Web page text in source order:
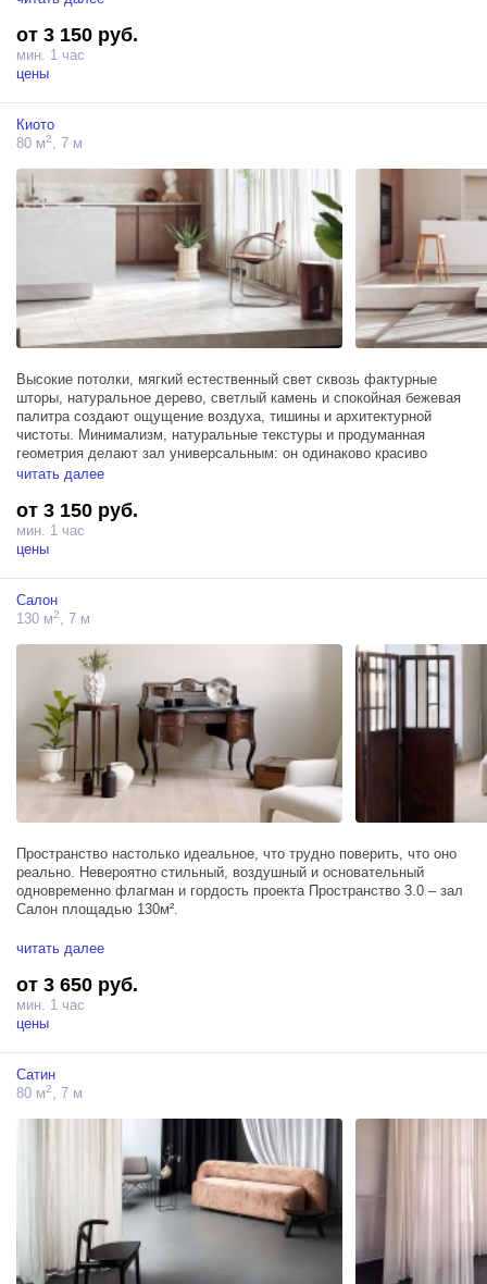
руинированности, и каждая деталь, от белоснежного песка, как
будто нанесенного теплым морским ветром, до бетонных стен, узор
которых с годами становиться все изысканнее, наполняет картину.
от 3 150 руб.
мин. 1 час
цены
Киото
80 м2, 7 м
Высокие потолки, мягкий естественный свет сквозь фактурные
шторы, натуральное дерево, светлый камень и спокойная бежевая
палитра создают ощущение воздуха, тишины и архитектурной
чистоты. Минимализм, натуральные текстуры и продуманная
геометрия делают зал универсальным: он одинаково красиво
работает как в чистых предметных съёмках, так и в живых
Кухня оснащена передвижным островом с варочной панелью, что
сделает ее ещё более функциональным для профессиональных
Это пространство идеально подойдёт для:
— Food-съёмок
— Рекламных проектов
— Контента для брендов посуды и техники
— Уютных lifestyle-сцен
читать далее
от 3 150 руб.
мин. 1 час
цены
Салон
130 м2 , 7 м
Пространство настолько идеальное, что трудно поверить, что оно
реально. Невероятно стильный, воздушный и основательный
одновременно флагман и гордость проекта Пространство 3.0 – зал
Салон площадью 130м².
Головокружительная атмосфера интерьерного зала наполняет
мебель и элементы декора, потолки 7,5 метров, высокие арочные
окна и стильный балкон – каждая деталь Салона идеально
гармонирует с другой, создавая уникальную атмосферу
Зал Салон не только создает невероятную творческую энергетику,
но и дает особый комфорт, который так важен во время рабочего
читать далее
от 3 650 руб.
мин. 1 час
цены
Сатин
80 м2 , 7 м